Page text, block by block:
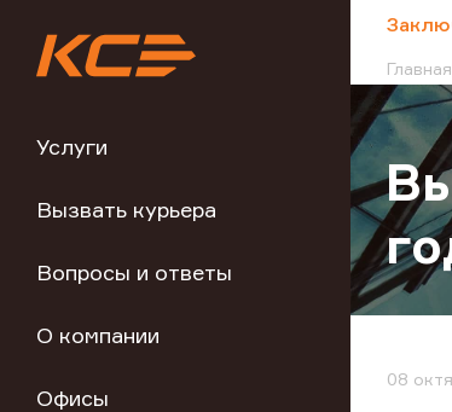
Услуги
Вызвать курьера
Вопросы и ответы
О компании
Офисы
Главная
08